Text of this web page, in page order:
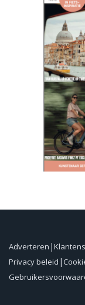
Adverteren
Privacy beleid